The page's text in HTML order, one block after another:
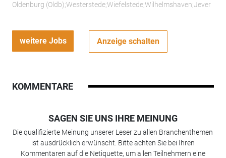
Oldenburg (Oldb);Westerstede;Wiefelstede;Wilhelmshaven;Jever
weitere Jobs Anzeige schalten
KOMMENTARE
SAGEN SIE UNS IHRE MEINUNG
Die qualifizierte Meinung unserer Leser zu allen Branchenthemen
ist ausdrücklich erwünscht. Bitte achten Sie bei Ihren
Kommentaren auf die Netiquette, um allen Teilnehmern eine